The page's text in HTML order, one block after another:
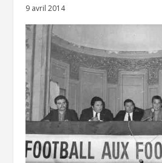
9 avril 2014